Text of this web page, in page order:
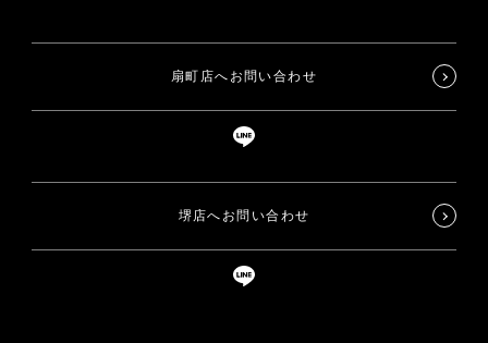
扇町店へお問い合わせ
堺店へお問い合わせ